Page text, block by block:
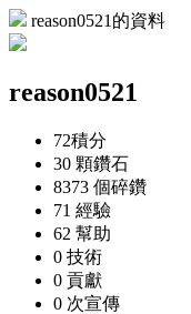
reason0521的資料
reason0521
72積分
30 顆鑽石
8373 個碎鑽
71 經驗
62 幫助
0 技術
0 貢獻
0 次宣傳